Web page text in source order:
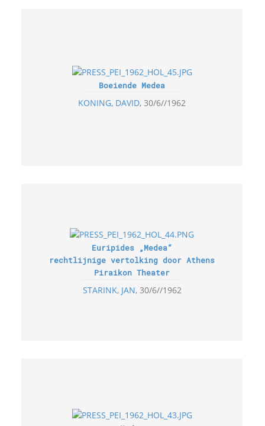
Boeiende Medea
KONING, DAVID 30/6//1962
Euripides „Medea“
rechtlijnige vertolking door Athens
Piraikon Theater
STARINK, JAN 30/6//1962